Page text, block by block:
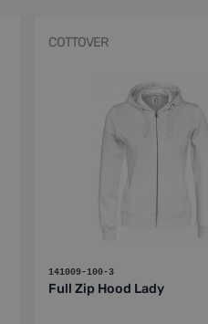
COTTOVER
141009-100-3
Full Zip Hood Lady